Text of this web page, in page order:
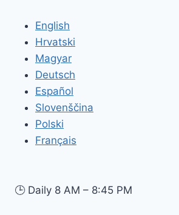
English
Hrvatski
Magyar
Deutsch
Español
Slovenščina
Polski
Français
🕒 Daily 8 AM – 8:45 PM